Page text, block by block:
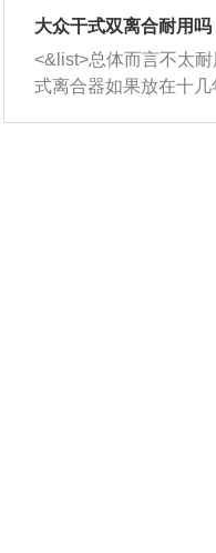
室，最后形成废气排出
催化器得到清洗，排气
能够得到解决。
造成烧机油。<&list>3
机油粘度过小的话，
象，机油粘度过小具有
无法制作，需要将车辆
店；<&list>2.车辆半轴
裂，破裂后会出现漏油
损严重，磨损的半轴容
响；<&list>3.稳定器的
大众干式双离合耐用吗
<&list>总体而言不太
式离合器如果放在十